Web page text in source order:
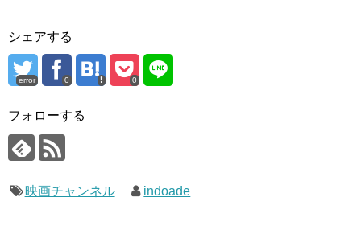
シェアする
error 0 0
フォローする
映画チャンネル indoade